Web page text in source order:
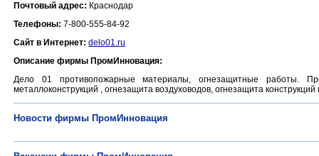
Почтовый адрес: Краснодар
Телефоны: 7-800-555-84-92
Сайт в Интернет: delo01.ru
Описание фирмы ПромИнновация:
Дело 01 противопожарные материалы, огнезащитные работы.
металлоконструкций , огнезащита воздуховодов, огнезащита
Новости фирмы ПромИнновация